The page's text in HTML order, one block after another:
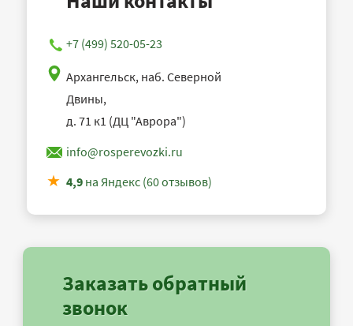
+7 (499) 520-05-23
Архангельск, наб. Северной
Двины,
д. 71 к1 (ДЦ "Аврора")
info@rosperevozki.ru
4,9 на Яндекс (60 отзывов)
Заказать обратный
звонок